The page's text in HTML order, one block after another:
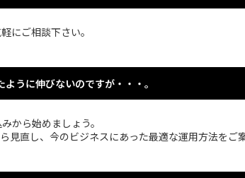
にご相談下さい。
うに伸びないのですが・・・。
から始めましょう。
見直し、今のビジネスにあった最適な運用方法をご